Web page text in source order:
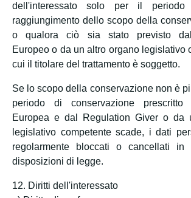
dell'interessato solo per il periodo
raggiungimento dello scopo della
o qualora ciò sia stato previsto dal
Europeo o da un altro organo legislativo
cui il titolare del trattamento è soggetto.
Se lo scopo della conservazione non è
periodo di conservazione prescritto
Europea e dal Regulation Giver o da
legislativo competente scade, i dati
regolarmente bloccati o cancellati in
disposizioni di legge.
12. Diritti dell'interessato